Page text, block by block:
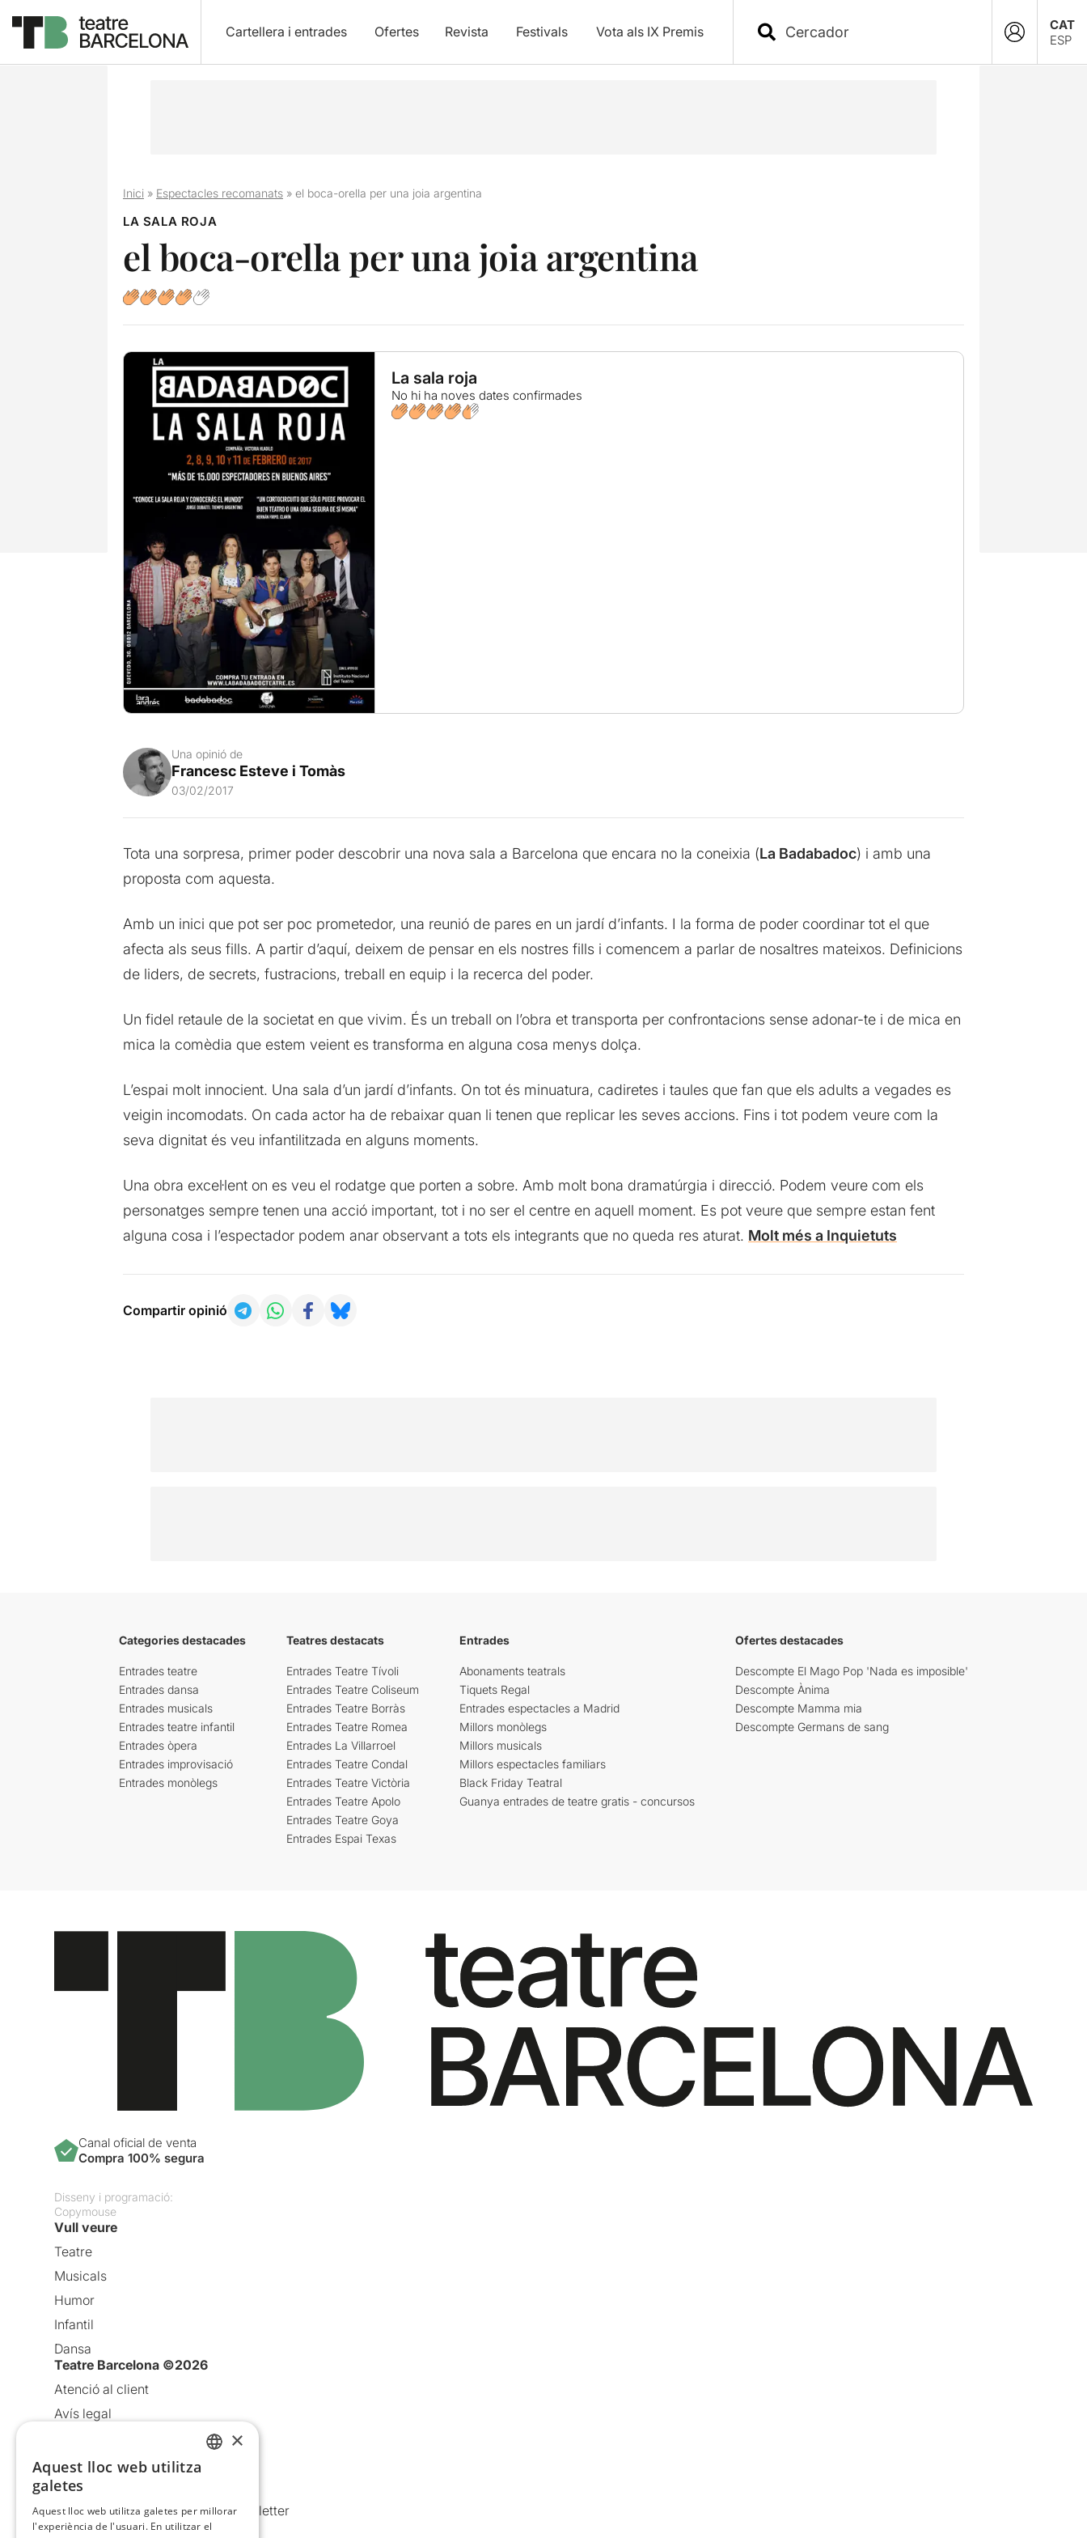
Cartellera i entrades Ofertes Revista Festivals Vota als IX Premis
CAT
ESP
Inici» Espectacles recomanats» el boca-orella per una joia argentina
LA SALA ROJA
el boca-orella per una joia argentina
La sala roja
No hi ha noves dates confirmades
Una opinió de
Francesc Esteve i Tomàs
03/02/2017
Tota una sorpresa, primer poder descobrir una nova sala a Barcelona que encara no la coneixia (La Badabadoc) i amb una
proposta com aquesta.
Amb un inici que pot ser poc prometedor, una reunió de pares en un jardí d’infants. I la forma de poder coordinar tot el que
afecta als seus fills. A partir d’aquí, deixem de pensar en els nostres fills i comencem a parlar de nosaltres mateixos. Definicions
de liders, de secrets, fustracions, treball en equip i la recerca del poder.
Un fidel retaule de la societat en que vivim. És un treball on l’obra et transporta per confrontacions sense adonar-te i de mica en
mica la comèdia que estem veient es transforma en alguna cosa menys dolça.
L’espai molt innocient. Una sala d’un jardí d’infants. On tot és minuatura, cadiretes i taules que fan que els adults a vegades es
veigin incomodats. On cada actor ha de rebaixar quan li tenen que replicar les seves accions. Fins i tot podem veure com la
seva dignitat és veu infantilitzada en alguns moments.
Una obra excel·lent on es veu el rodatge que porten a sobre. Amb molt bona dramatúrgia i direcció. Podem veure com els
personatges sempre tenen una acció important, tot i no ser el centre en aquell moment. Es pot veure que sempre estan fent
alguna cosa i l’espectador podem anar observant a tots els integrants que no queda res aturat. Molt més a Inquietuts
Compartir opinió
Categories destacades
Entrades teatre
Entrades dansa
Entrades musicals
Entrades teatre infantil
Entrades òpera
Entrades improvisació
Entrades monòlegs
Teatres destacats
Entrades Teatre Tívoli
Entrades Teatre Coliseum
Entrades Teatre Borràs
Entrades Teatre Romea
Entrades La Villarroel
Entrades Teatre Condal
Entrades Teatre Victòria
Entrades Teatre Apolo
Entrades Teatre Goya
Entrades Espai Texas
Entrades
Abonaments teatrals
Tiquets Regal
Entrades espectacles a Madrid
Millors monòlegs
Millors musicals
Millors espectacles familiars
Black Friday Teatral
Guanya entrades de teatre gratis - concursos
Ofertes destacades
Descompte El Mago Pop 'Nada es imposible'
Descompte Ànima
Descompte Mamma mia
Descompte Germans de sang
Canal oficial de venta
Compra 100% segura
Disseny i programació:
Copymouse
Vull veure
Teatre
Musicals
Humor
Infantil
Dansa
Teatre Barcelona ©2026
Atenció al client
Avís legal
Política de cookies
Condicions d’ús
Comunicacions comercials i Newsletter
Anuncia’t
×
Aquest lloc web utilitza
galetes
Aquest lloc web utilitza galetes per millorar
l'experiència de l'usuari. En utilitzar el